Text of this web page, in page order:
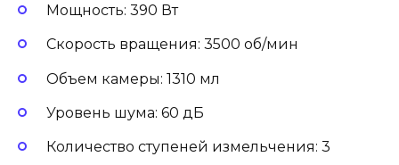
Мощность: 390 Вт
Скорость вращения: 3500 об/мин
Объем камеры: 1310 мл
Уровень шума: 60 дБ
Количество ступеней измельчения: 3